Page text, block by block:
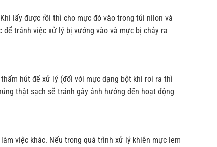
lấy được rồi thì cho mực đó vào trong túi nilon và
tránh việc xử lý bị vướng vào và mực bị chảy ra
hút để xử lý (đối với mực dạng bột khi rơi ra thì
thật sạch sẽ tránh gây ảnh hưởng đến hoạt động
việc khác. Nếu trong quá trình xử lý khiên mực lem